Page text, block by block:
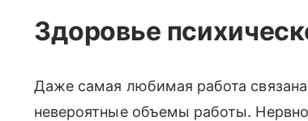
Здоровье
Даже самая любимая работа
невероятные объемы работы.